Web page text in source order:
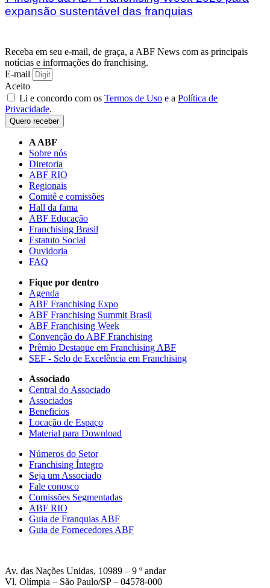
expansão sustentável das franquias
Receba em seu e-mail, de graça, a ABF News com as principais
notícias e informações do franchising.
E-mail
Aceito
Li e concordo com os Termos de Uso e a Política de
Privacidade.
Quero receber
A ABF
Sobre nós
Diretoria
ABF RIO
Regionais
Comitê e comissões
Hall da fama
ABF Educação
Franchising Brasil
Estatuto Social
Ouvidoria
FAQ
Fique por dentro
Agenda
ABF Franchising Expo
ABF Franchising Summit Brasil
ABF Franchising Week
Convenção do ABF Franchising
Prêmio Destaque em Franchising ABF
SEF - Selo de Excelência em Franchising
Associado
Central do Associado
Associados
Beneficios
Locação de Espaço
Material para Download
Números do Setor
Franchising Íntegro
Seja um Associado
Fale conosco
Comissões Segmentadas
ABF RIO
Guia de Franquias ABF
Guia de Fornecedores ABF
Av. das Nações Unidas, 10989 – 9 º andar
Vl. Olímpia – São Paulo/SP – 04578-000